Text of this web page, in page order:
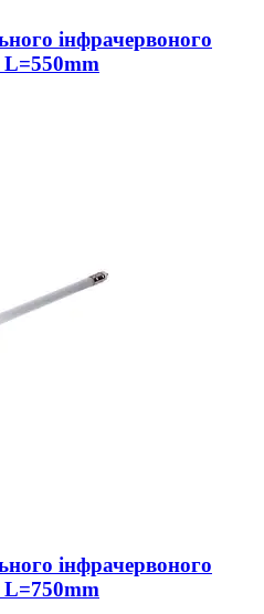
інфрачервоного
L=550mm
інфрачервоного
L=750mm